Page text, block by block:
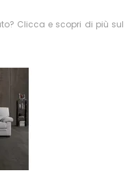
Clicca e scopri di più sul